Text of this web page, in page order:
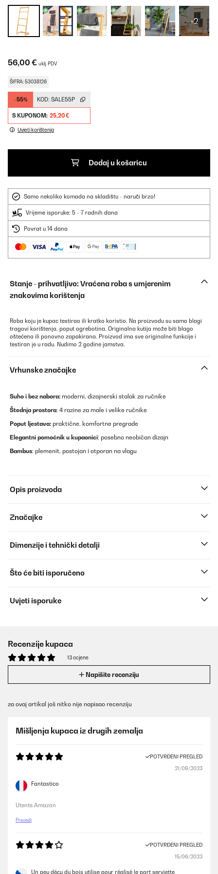
+2
56,00 € uklj. PDV
ŠIFRA: 53038126
-55% KOD: SALE55P
S KUPONOM: 25,20 €
Uvjeti korištenja
Dodaj u košaricu
Samo nekoliko komada na skladištu - naruči brzo!
Vrijeme isporuke: 5 - 7 radnih dana
Povrat u 14 dana
Stanje - prihvatljivo: Vraćena roba s umjerenim
znakovima korištenja
Roba koju je kupac testirao ili kratko koristio. Na proizvodu su samo blagi
tragovi korištenja, poput ogrebotina. Originalna kutija može biti blago
oštećena ili ponovno zapakirana. Proizvod ima sve originalne funkcije i
testiran je u radu. Nudimo 2 godine jamstva.
Vrhunske značajke
Suho i bez nabora: moderni, dizajnerski stalak za ručnike
Štednja prostora: 4 razine za male i velike ručnike
Poput ljestava: praktične, komfortne pregrade
Elegantni pomoćnik u kupaonici: posebno neobičan dizajn
Bambus: plemenit, postojan i otporan na vlagu
Opis proizvoda
Značajke
Dimenzije i tehnički detalji
Što će biti isporučeno
Uvjeti isporuke
Recenzije kupaca
13 ocjene
Napišite recenziju
za ovaj artikal još nitko nije napisao recenziju
Mišljenja kupaca iz drugih zemalja
POTVRĐENI PREGLED
21/09/2023
Fantastico
Utente Amazon
Prevedi
POTVRĐENI PREGLED
15/06/2023
Un peu déçu du bois utilise pour réalisé le port serviette